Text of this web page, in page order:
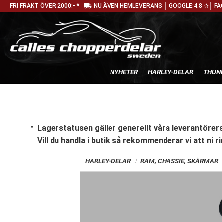
FRI FRAKT ÖVER 2000:- * local_shipping NU ÄVEN HEMLEVERANS │ GOOGLE:4.8 ✰│
NYHETER HARLEY-DELAR
Lagerstatusen gäller generellt våra
Vill du handla i butik så rekommenderar vi att ni
HARLEY-DELAR RAM, CHASSIE, SKÄRMAR